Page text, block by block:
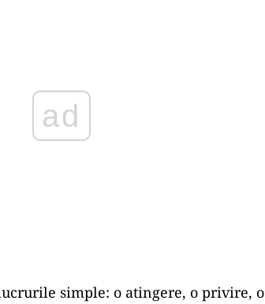
simple: o atingere, o privire, o